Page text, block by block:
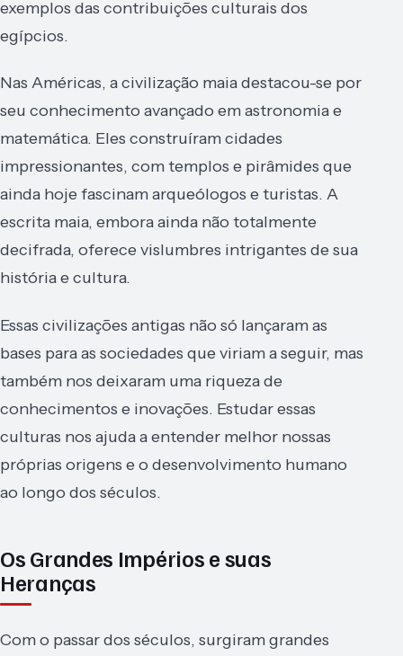
exemplos das contribuições culturais dos
egípcios.
Nas Américas, a civilização maia destacou-se por
seu conhecimento avançado em astronomia e
matemática. Eles construíram cidades
impressionantes, com templos e pirâmides que
ainda hoje fascinam arqueólogos e turistas. A
escrita maia, embora ainda não totalmente
decifrada, oferece vislumbres intrigantes de sua
história e cultura.
Essas civilizações antigas não só lançaram as
bases para as sociedades que viriam a seguir, mas
também nos deixaram uma riqueza de
conhecimentos e inovações. Estudar essas
culturas nos ajuda a entender melhor nossas
próprias origens e o desenvolvimento humano
ao longo dos séculos.
Os Grandes Impérios e suas
Heranças
Com o passar dos séculos, surgiram grandes